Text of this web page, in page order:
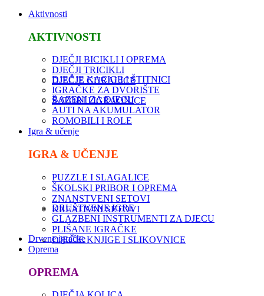
Aktivnosti
AKTIVNOSTI
DJEČJI BICIKLI I OPREMA
DJEČJI TRICIKLI
DJEČJE GURALICE
DJEČJE KACIGE I ŠTITNICI
IGRAČKE ZA DVORIŠTE
ŠATORI I IGRAONICE
BAZENI ZA DJECU
AUTI NA AKUMULATOR
ROMOBILI I ROLE
Igra & učenje
IGRA & UČENJE
PUZZLE I SLAGALICE
ŠKOLSKI PRIBOR I OPREMA
ZNANSTVENI SETOVI
KREATIVNI SETOVI
DRUŠTVENE IGRE
GLAZBENI INSTRUMENTI ZA DJECU
PLIŠANE IGRAČKE
DJEČJE KNJIGE I SLIKOVNICE
Drvene igračke
Oprema
OPREMA